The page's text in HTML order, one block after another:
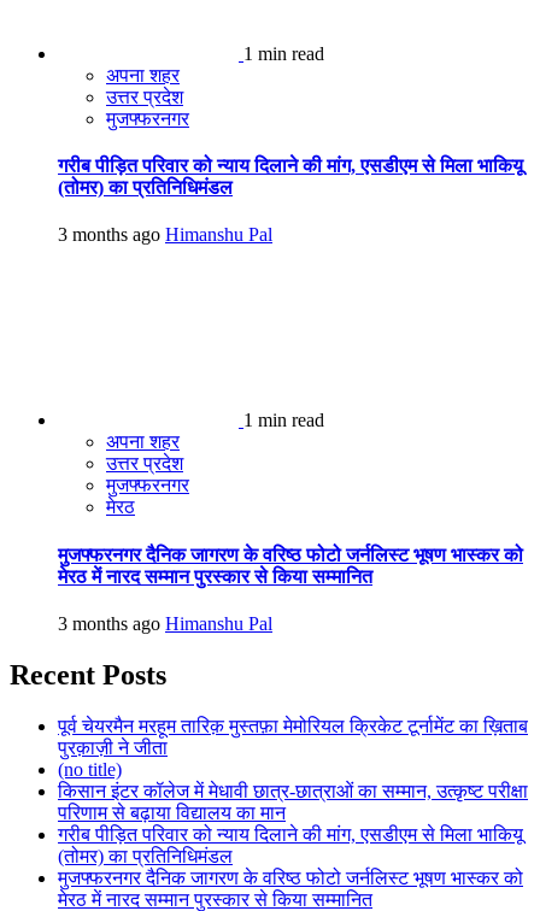
1 min read
अपना शहर
उत्तर प्रदेश
मुजफ्फरनगर
गरीब पीड़ित परिवार को न्याय दिलाने की मांग, एसडीएम से मिला भाकियू
(तोमर) का प्रतिनिधिमंडल
3 months ago Himanshu Pal
1 min read
अपना शहर
उत्तर प्रदेश
मुजफ्फरनगर
मेरठ
मुजफ्फरनगर दैनिक जागरण के वरिष्ठ फोटो जर्नलिस्ट भूषण भास्कर को
मेरठ में नारद सम्मान पुरस्कार से किया सम्मानित
3 months ago Himanshu Pal
Recent Posts
पूर्व चेयरमैन मरहूम तारिक़ मुस्तफ़ा मेमोरियल क्रिकेट टूर्नामेंट का ख़िताब
पुरक़ाज़ी ने जीता
(no title)
किसान इंटर कॉलेज में मेधावी छात्र-छात्राओं का सम्मान, उत्कृष्ट परीक्षा
परिणाम से बढ़ाया विद्यालय का मान
गरीब पीड़ित परिवार को न्याय दिलाने की मांग, एसडीएम से मिला भाकियू
(तोमर) का प्रतिनिधिमंडल
मुजफ्फरनगर दैनिक जागरण के वरिष्ठ फोटो जर्नलिस्ट भूषण भास्कर को
मेरठ में नारद सम्मान पुरस्कार से किया सम्मानित